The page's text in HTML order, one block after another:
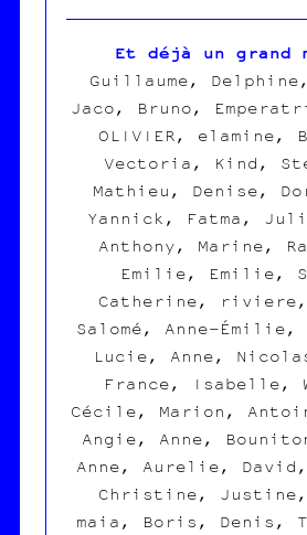
Et déjà un grand
Guillaume,
Jaco, Bruno,
OLIVIER, elamine,
Vectoria, Kind,
Mathieu, Denise,
Yannick, Fatma,
Anthony, Marine,
Emilie, Emilie,
Catherine,
Salomé, Anne-Émilie,
Lucie, Anne,
France, Isabelle,
Cécile, Marion,
Angie, Anne,
Anne, Aurelie,
Christine, Justine,
maia, Boris, Denis,